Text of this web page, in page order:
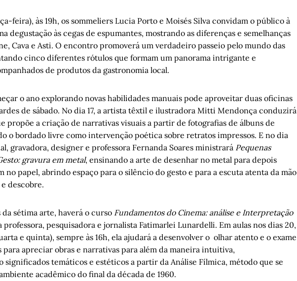
feira), às 19h, os sommeliers Lucia Porto e Moisés Silva convidam o público à
degustação às cegas de espumantes, mostrando as diferenças e semelhanças
Cava e Asti. O encontro promoverá um verdadeiro passeio pelo mundo das
cinco diferentes rótulos que formam um panorama intrigante e
de produtos da gastronomia local.
o ano explorando novas habilidades manuais pode aproveitar duas oficinas
de sábado. No dia 17, a artista têxtil e ilustradora Mitti Mendonça conduzirá
propõe a criação de narrativas visuais a partir de fotografias de álbuns de
o bordado livre como intervenção poética sobre retratos impressos. E no dia
gravadora, designer e professora Fernanda Soares ministrará Pequenas
gravura em metal, ensinando a arte de desenhar no metal para depois
no papel, abrindo espaço para o silêncio do gesto e para a escuta atenta da mão
descobre.
da sétima arte, haverá o curso Fundamentos do Cinema: análise e Interpretação
professora, pesquisadora e jornalista Fatimarlei Lunardelli. Em aulas nos dias 20,
e quinta), sempre às 16h, ela ajudará a desenvolver o olhar atento e o exame
apreciar obras e narrativas para além da maneira intuitiva,
significados temáticos e estéticos a partir da Análise Fílmica, método que se
acadêmico do final da década de 1960.